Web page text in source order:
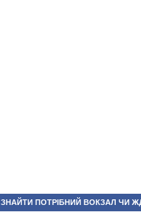
ЗНАЙТИ ПОТРІБНИЙ ВОКЗАЛ ЧИ